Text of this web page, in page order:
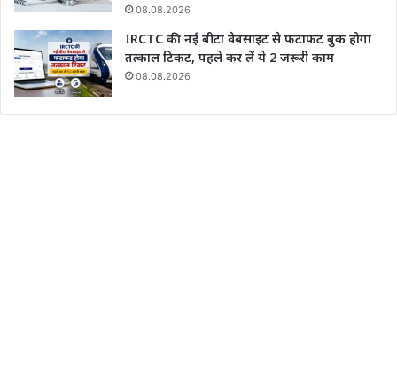
08.08.2026
IRCTC की नई बीटा वेबसाइट से फटाफट बुक होगा
तत्काल टिकट, पहले कर लें ये 2 जरूरी काम
08.08.2026